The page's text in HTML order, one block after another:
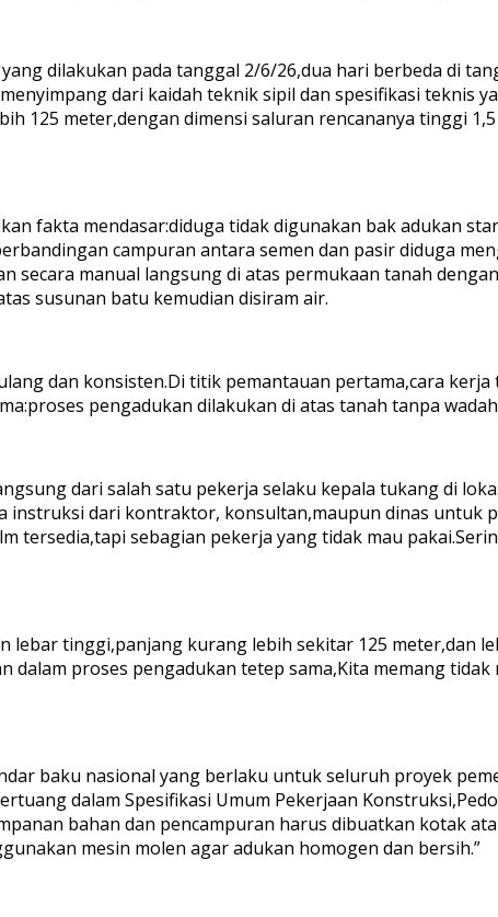
dilakukan pada tanggal 2/6/26,dua hari berbeda di
dari kaidah teknik sipil dan spesifikasi teknis
125 meter,dengan dimensi saluran rencananya tinggi
fakta mendasar:diduga tidak digunakan bak adukan
campuran antara semen dan pasir diduga
secara manual langsung di atas permukaan tanah
susunan batu kemudian disiram air.
dan konsisten.Di titik pemantauan pertama,cara
pengadukan dilakukan di atas tanah tanpa
dari salah satu pekerja selaku kepala tukang di
instruksi dari kontraktor, konsultan,maupun dinas untuk
tersedia,tapi sebagian pekerja yang tidak mau
lebar tinggi,panjang kurang lebih sekitar 125 meter,dan
dalam proses pengadukan tetep sama,Kita memang
baku nasional yang berlaku untuk seluruh proyek
dalam Spesifikasi Umum Pekerjaan
bahan dan pencampuran harus dibuatkan kotak
mesin molen agar adukan homogen dan bersih.”